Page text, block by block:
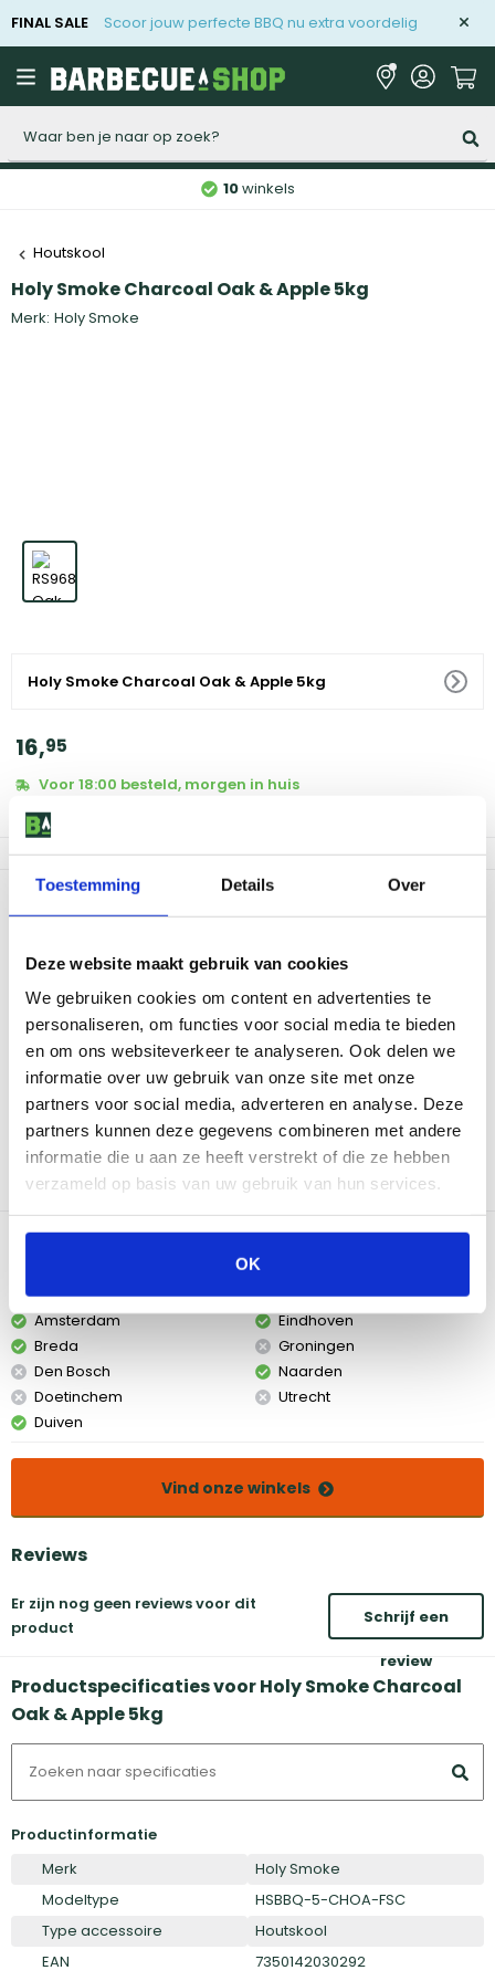
Toestemming Details Over
Deze website maakt gebruik van cookies
We gebruiken cookies om content en advertenties te
personaliseren, om functies voor social media te bieden
en om ons websiteverkeer te analyseren. Ook delen we
informatie over uw gebruik van onze site met onze
partners voor social media, adverteren en analyse. Deze
partners kunnen deze gegevens combineren met andere
informatie die u aan ze heeft verstrekt of die ze hebben
verzameld op basis van uw gebruik van hun services.
OK
FINAL SALE Scoor jouw perfecte BBQ nu extra voordelig
10winkels
Houtskool
Holy Smoke Charcoal Oak & Apple 5kg
Merk: Holy Smoke
Holy Smoke Charcoal Oak & Apple 5kg
16,95
Voor 18:00 besteld, morgen in huis
Af te halen in 5 winkels
Productomschrijving
combinatie van eikenhout en appelhout voor een unieke
rooksmaak. Deze houtskool zorgt voor een langdurige,
gelijkmatige verbranding, perfect voor het grillen, roken en slow-
cooking van vlees, vis en groenten. De eikenhout voegt een
diepe, robuuste smaak toe, terwijl het appelhout een subtiele
zoetheid biedt, waardoor je gerechten een verfijnde rokerige
smaak krijgen. De 5kg verpakking is ideaal voor meerdere
grillbeurten, en het gebruik van puur hout zorgt voor een schone,
natuurlijke verbranding. Alleen verkrijgbaar in geselecteerde
winkels.
Bekijk dit product in onze winkels
Amsterdam
Breda
Den Bosch
Doetinchem
Duiven
Eindhoven
Groningen
Naarden
Utrecht
Vind onze winkels
Reviews
Er zijn nog geen reviews voor dit
product
Schrijf een
review
Productspecificaties voor Holy Smoke Charcoal
Oak & Apple 5kg
Productinformatie
Merk
Holy Smoke
Modeltype
HSBBQ-5-CHOA-FSC
Type accessoire
Houtskool
EAN
7350142030292